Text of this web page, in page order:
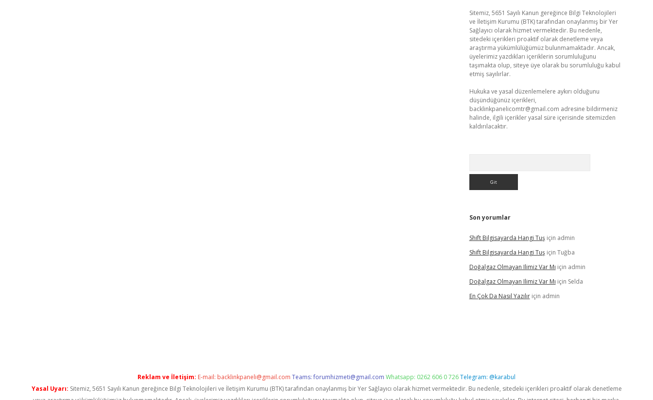
Sitemiz, 5651 Sayılı Kanun gereğince Bilgi Teknolojileri
ve İletişim Kurumu (BTK) tarafından onaylanmış bir Yer
Sağlayıcı olarak hizmet vermektedir. Bu nedenle,
sitedeki içerikleri proaktif olarak denetleme veya
araştırma yükümlülüğümüz bulunmamaktadır. Ancak,
üyelerimiz yazdıkları içeriklerin sorumluluğunu
taşımakta olup, siteye üye olarak bu sorumluluğu kabul
etmiş sayılırlar.
Hukuka ve yasal düzenlemelere aykırı olduğunu
düşündüğünüz içerikleri,
backlinkpanelicomtr@gmail.com adresine bildirmeniz
halinde, ilgili içerikler yasal süre içerisinde sitemizden
kaldırılacaktır.
Son yorumlar
Shift Bilgisayarda Hangi Tuşiçin admin
Shift Bilgisayarda Hangi Tuşiçin Tuğba
Doğalgaz Olmayan Ilimiz Var Mı için admin
Doğalgaz Olmayan Ilimiz Var Mı için Selda
En Çok Da Nasıl Yazılıriçin admin
Reklam ve İletişim: E-mail: backlinkpaneli@gmail.com Teams:forumhizmeti@gmail.com Whatsapp: 0262 606 0 726Telegram: @karabul
Yasal Uyarı: Sitemiz, 5651 Sayılı Kanun gereğince Bilgi Teknolojileri ve İletişim Kurumu (BTK) tarafından onaylanmış bir Yer Sağlayıcı olarak hizmet vermektedir. Bu nedenle, sitedeki içerikleri proaktif olarak denetleme